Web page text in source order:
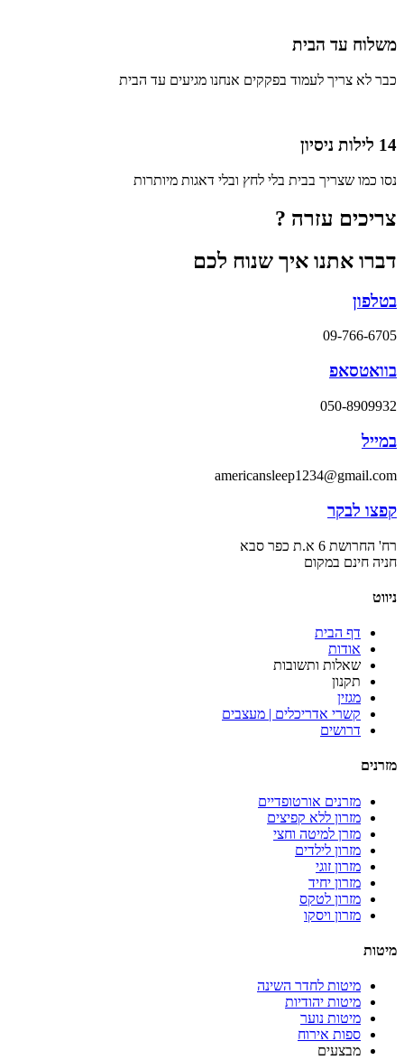
משלוח עד הבית
כבר לא צריך לעמוד בפקקים אנחנו מגיעים עד הבית
14 לילות ניסיון
נסו כמו שצריך בבית בלי לחץ ובלי דאגות מיותרות
צריכים עזרה ?
דברו אתנו איך שנוח לכם
בטלפון
09-766-6705
בוואטסאפ
050-8909932
במייל
americansleep1234@gmail.com
קפצו לבקר
רח' החרושת 6 א.ת כפר סבא
חניה חינם במקום
ניווט
דף הבית
אודות
שאלות ותשובות
תקנון
מגזין
קשרי אדריכלים | מעצבים
דרושים
מזרנים
מזרנים אורטופדיים
מזרון ללא קפיצים
מזרן למיטה וחצי
מזרון לילדים
מזרון זוגי
מזרון יחיד
מזרון לטקס
מזרון ויסקו
מיטות
מיטות לחדר השינה
מיטות יהודיות
מיטות נוער
ספות אירוח
מבצעים